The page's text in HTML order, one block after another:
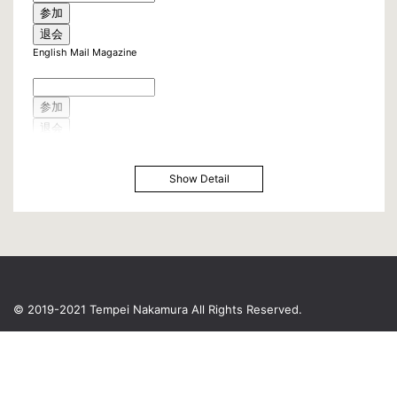
English Mail Magazine
Show Detail
© 2019-2021 Tempei Nakamura All Rights Reserved.